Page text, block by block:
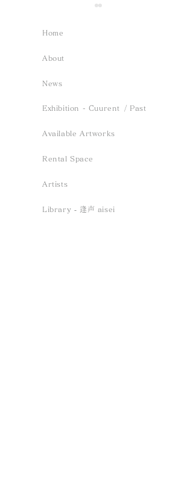
Event- 2026.12.13 sun
Home
About
News
/ Past
Exhibition - Cuurent
Available Artworks
Rental Space
Artists
Library ‐ 逢声 aisei